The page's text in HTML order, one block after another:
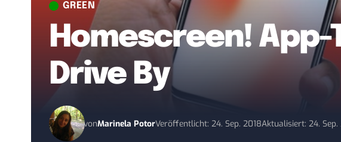
GREEN
Homescreen! App-
Drive By
vonMarinela PotorVeröffentlicht: 24. Sep. 2018Aktualisiert: 24. Sep.